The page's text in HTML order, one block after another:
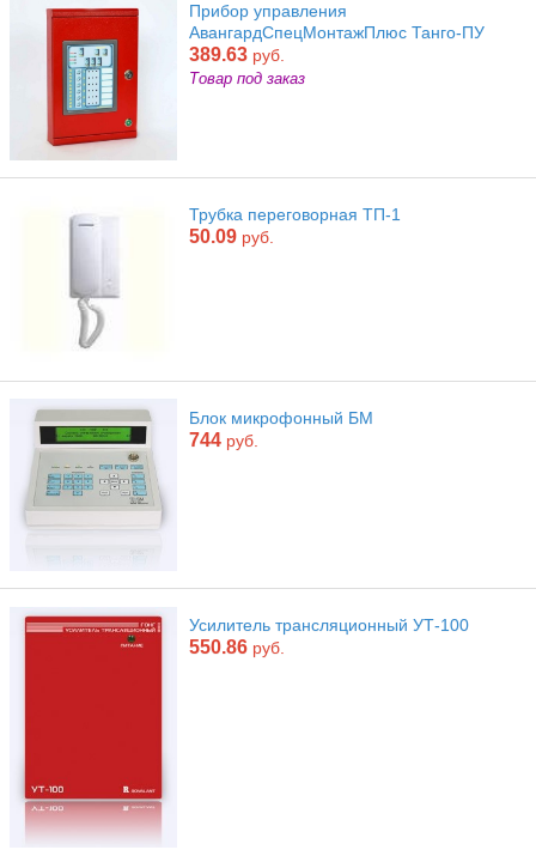
Прибор управления
АвангардСпецМонтажПлюс Танго-ПУ
389.63 руб.
Товар под заказ
Трубка переговорная ТП-1
50.09 руб.
Блок микрофонный БМ
744 руб.
Усилитель трансляционный УТ-100
550.86 руб.